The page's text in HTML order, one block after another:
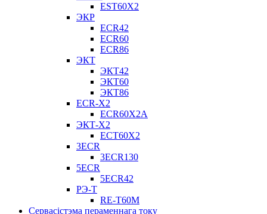
EST60X2
ЭКР
ECR42
ECR60
ECR86
ЭКТ
ЭКТ42
ЭКТ60
ЭКТ86
ECR-X2
ECR60X2A
ЭКТ-X2
ECT60X2
3ECR
3ECR130
5ECR
5ECR42
РЭ-Т
RE-T60M
Сервасістэма пераменнага току